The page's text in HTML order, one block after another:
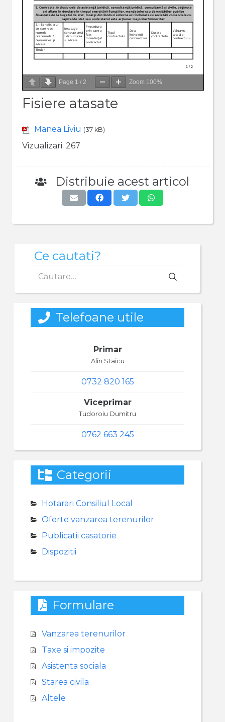
Page 1 / 2 Zoom 100%
Fisiere atasate
Manea Liviu (37 kB)
Vizualizari: 267
Distribuie acest articol
Ce cautati?
după:
Telefoane utile
Primar
Alin Staicu
0732 820 165
Viceprimar
Tudoroiu Dumitru
0762 663 245
Categorii
Hotarari Consiliul Local
Oferte vanzarea terenurilor
Publicatii casatorie
Dispozitii
Formulare
Vanzarea terenurilor
Taxe si impozite
Asistenta sociala
Starea civila
Altele